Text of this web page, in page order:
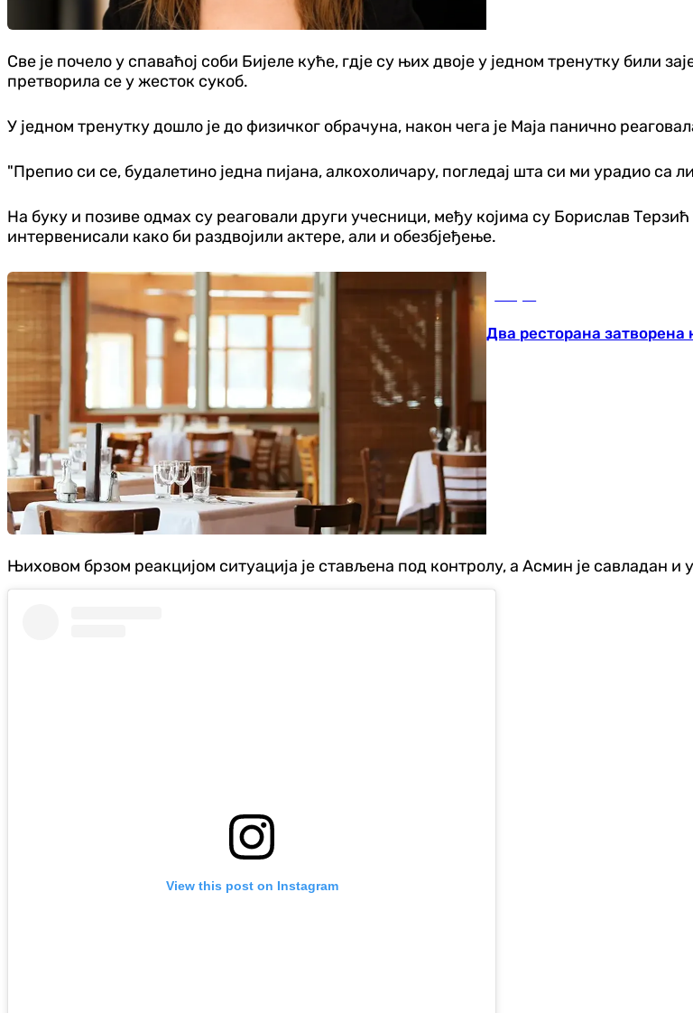
Све је почело у спаваћој соби Бијеле куће, гдје су њих двоје у једном тренутку били
претворила се у жесток сукоб.
У једном тренутку дошло је до физичког обрачуна, након чега је Маја панично
"Препио си се, будалетино једна пијана, алкохоличару, погледај шта си ми урадио са
На буку и позиве одмах су реаговали други учесници, међу којима су Борислав
интервенисали како би раздвојили актере, али и обезбјеђење.
Два ресторана
Њиховом брзом реакцијом ситуација је стављена под контролу, а Асмин је савладан и
View this post on Instagram